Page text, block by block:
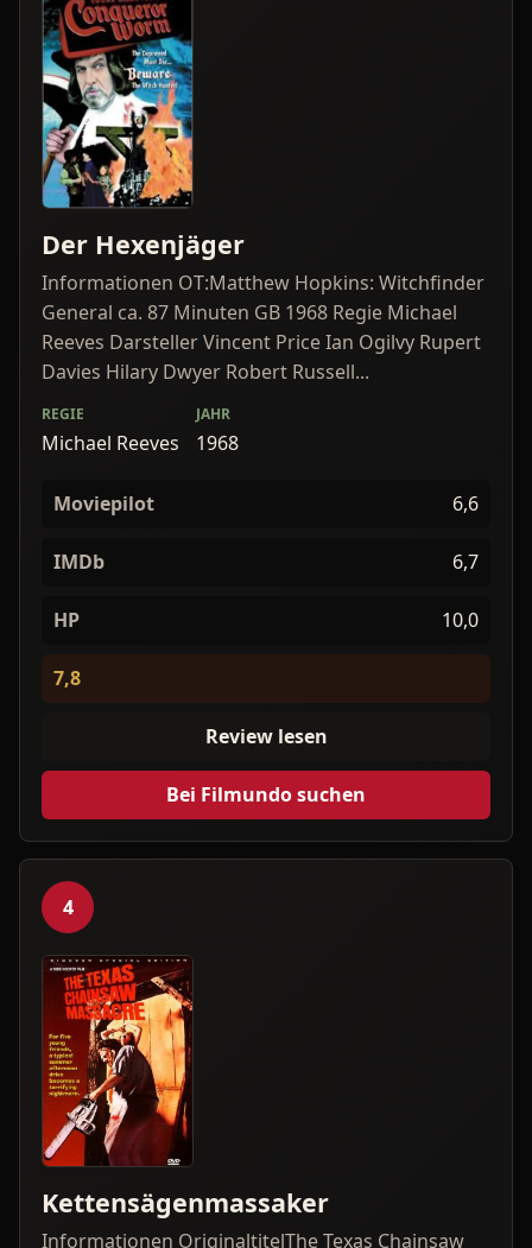
Der Hexenjäger
Informationen OT:Matthew Hopkins: Witchfinder
General ca. 87 Minuten GB 1968 Regie Michael
Reeves Darsteller Vincent Price Ian Ogilvy Rupert
Davies Hilary Dwyer Robert Russell...
REGIE
Michael Reeves
JAHR
1968
Moviepilot 6,6
IMDb 6,7
HP 10,0
7,8
Review lesen
Bei Filmundo suchen
4
Kettensägenmassaker
Informationen OriginaltitelThe Texas Chainsaw